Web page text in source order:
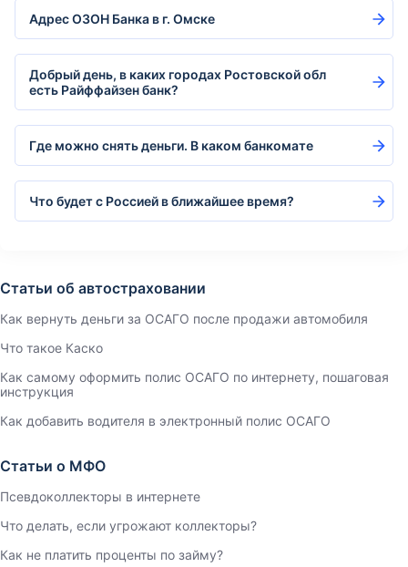
Адрес ОЗОН Банка в г. Омске
Добрый день, в каких городах Ростовской обл
есть Райффайзен банк?
Где можно снять деньги. В каком банкомате
Что будет с Россией в ближайшее время?
Статьи об автостраховании
Как вернуть деньги за ОСАГО после продажи автомобиля
Что такое Каско
Как самому оформить полис ОСАГО по интернету, пошаговая
инструкция
Как добавить водителя в электронный полис ОСАГО
Статьи о МФО
Псевдоколлекторы в интернете
Что делать, если угрожают коллекторы?
Как не платить проценты по займу?